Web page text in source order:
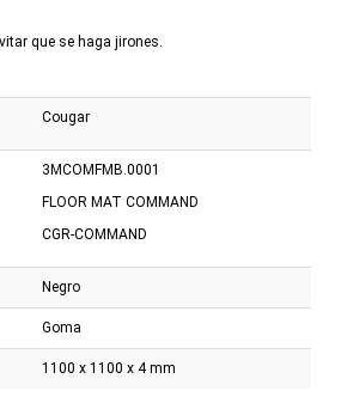
que se haga jirones.
Cougar
3MCOMFMB.0001
FLOOR MAT COMMAND
CGR-COMMAND
Negro
Goma
1100 x 1100 x 4 mm